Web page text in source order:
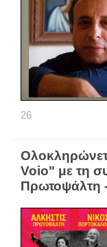
26
Voio" με τη
Πρωτοψάλτη